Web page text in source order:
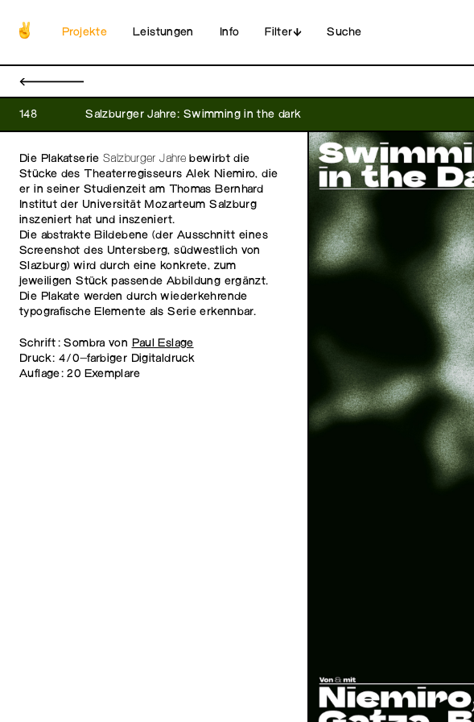
Projekte Leistungen Info Suche
Filter
←
148 Salzburger Jahre: Swimming in the dark
Die Plakatserie Salzburger Jahre bewirbt die
Stücke des Theaterregisseurs Alek Niemiro, die
er in seiner Studienzeit am Thomas Bernhard
Institut der Universität Mozarteum Salzburg
inszeniert hat und inszeniert.
Die abstrakte Bildebene (der Ausschnitt eines
Screenshot des Untersberg, südwestlich von
Slazburg) wird durch eine konkrete, zum
jeweiligen Stück passende Abbildung ergänzt.
Die Plakate werden durch wiederkehrende
typografische Elemente als Serie erkennbar.
Schrift: Sombra von Paul Eslage
Druck: 4/0-farbiger Digitaldruck
Auflage: 20 Exemplare